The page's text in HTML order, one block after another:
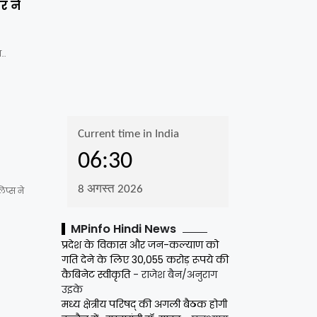
ने
ने
MPinfo Hindi News
प्रदेश के विकास और जन-कल्याण को
गति देने के लिए 30,055 करोड़ रूपये की
कैबिनेट स्वीकृति- राजेश बैन/अनुराग
उइके
मध्य क्षेत्रीय परिषद् की अगली बैठक होगी